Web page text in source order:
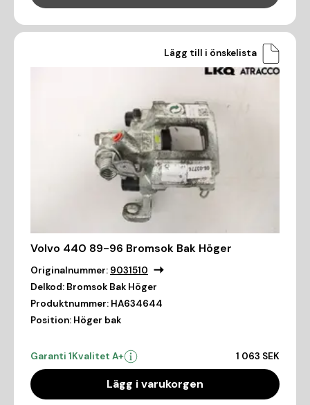
Lägg till i önskelista
Volvo 440 89-96 Bromsok Bak Höger
Originalnummer: 9031510
Delkod: Bromsok Bak Höger
Produktnummer: HA634644
Position: Höger bak
Garanti 1Kvalitet A+ 1 063 SEK
Lägg i varukorgen